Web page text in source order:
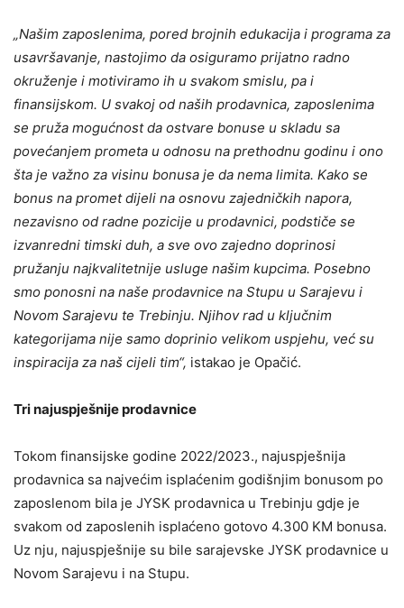
„Našim zaposlenima, pored brojnih edukacija i programa za
usavršavanje, nastojimo da osiguramo prijatno radno
okruženje i motiviramo ih u svakom smislu, pa i
finansijskom. U svakoj od naših prodavnica, zaposlenima
se pruža mogućnost da ostvare bonuse u skladu sa
povećanjem prometa u odnosu na prethodnu godinu i ono
šta je važno za visinu bonusa je da nema limita. Kako se
bonus na promet dijeli na osnovu zajedničkih napora,
nezavisno od radne pozicije u prodavnici, podstiče se
izvanredni timski duh, a sve ovo zajedno doprinosi
pružanju najkvalitetnije usluge našim kupcima. Posebno
smo ponosni na naše prodavnice na Stupu u Sarajevu i
Novom Sarajevu te Trebinju. Njihov rad u ključnim
kategorijama nije samo doprinio velikom uspjehu, već su
inspiracija za naš cijeli tim“, istakao je Opačić.
Tri najuspješnije prodavnice
Tokom finansijske godine 2022/2023., najuspješnija
prodavnica sa najvećim isplaćenim godišnjim bonusom po
zaposlenom bila je JYSK prodavnica u Trebinju gdje je
svakom od zaposlenih isplaćeno gotovo 4.300 KM bonusa.
Uz nju, najuspješnije su bile sarajevske JYSK prodavnice u
Novom Sarajevu i na Stupu.